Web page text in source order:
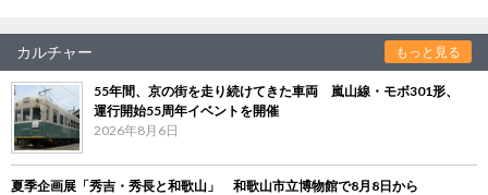
カルチャー もっと見る
55年間、京の街を走り続けてきた車両 嵐山線・モボ301形、
運行開始55周年イベントを開催
2026年8月6日
夏季企画展「秀吉・秀長と和歌山」 和歌山市立博物館で8月8日から